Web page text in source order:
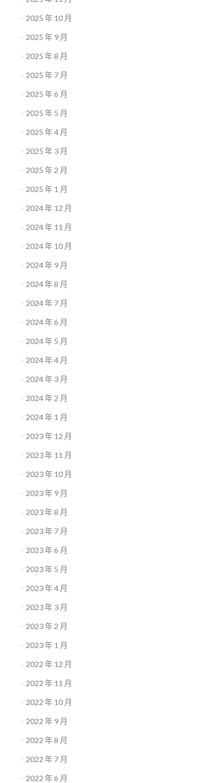
2025 年 10 月
2025 年 9 月
2025 年 8 月
2025 年 7 月
2025 年 6 月
2025 年 5 月
2025 年 4 月
2025 年 3 月
2025 年 2 月
2025 年 1 月
2024 年 12 月
2024 年 11 月
2024 年 10 月
2024 年 9 月
2024 年 8 月
2024 年 7 月
2024 年 6 月
2024 年 5 月
2024 年 4 月
2024 年 3 月
2024 年 2 月
2024 年 1 月
2023 年 12 月
2023 年 11 月
2023 年 10 月
2023 年 9 月
2023 年 8 月
2023 年 7 月
2023 年 6 月
2023 年 5 月
2023 年 4 月
2023 年 3 月
2023 年 2 月
2023 年 1 月
2022 年 12 月
2022 年 11 月
2022 年 10 月
2022 年 9 月
2022 年 8 月
2022 年 7 月
2022 年 6 月